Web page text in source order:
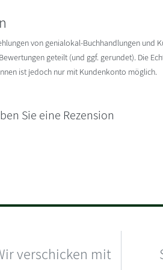
von genialokal-Buchhandlungen und
geteilt (und ggf. gerundet). Die
ist jedoch nur mit Kundenkonto möglich.
Sie eine Rezension
verschicken mit